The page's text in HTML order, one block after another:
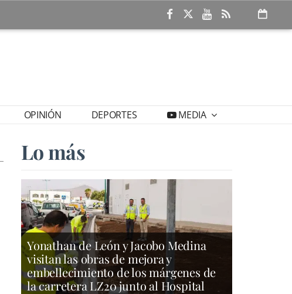
OPINIÓN DEPORTES MEDIA
Lo más
Yonathan de León y Jacobo Medina
visitan las obras de mejora y
embellecimiento de los márgenes de
la carretera LZ20 junto al Hospital